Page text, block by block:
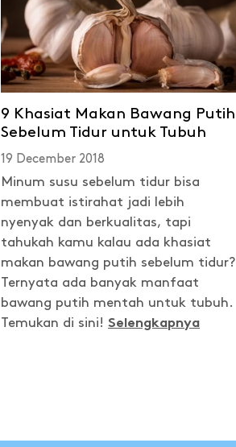
9 Khasiat Makan Bawang Putih
Sebelum Tidur untuk Tubuh
19 December 2018
Minum susu sebelum tidur bisa
membuat istirahat jadi lebih
nyenyak dan berkualitas, tapi
tahukah kamu kalau ada khasiat
makan bawang putih sebelum tidur?
Ternyata ada banyak manfaat
bawang putih mentah untuk tubuh.
Temukan di sini! Selengkapnya